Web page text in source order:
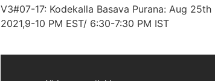
V3#07-17: Kodekalla Basava Purana: Aug 25th
2021,9-10 PM EST/ 6:30-7:30 PM IST